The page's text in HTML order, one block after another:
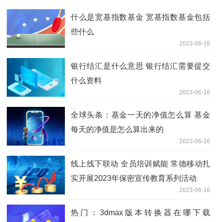
什么是宽基指数基金 宽基指数基金包括
些什么
2023-06-16
银行结汇是什么意思 银行结汇需要提交
什么资料
2023-06-16
全球头条：基金一天的净值怎么算 基金
每天的净值是怎么算出来的
2023-06-16
线上线下联动 全员培训赋能 常德移动扎
实开展2023年保密宣传教育系列活动
2023-06-16
热门：3dmax版本转换器在哪下载